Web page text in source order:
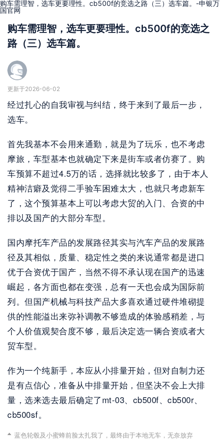
购车需理智，选车更要理性。cb500f的竞选之路（三）选车篇。-申银万
国官网
购车需理智，选车更要理性。cb500f的竞选之
路（三）选车篇。
更新于2026-06-02
经过扎心的自我审视与纠结，终于来到了最后一步，
选车。
首先我基本不会用来通勤，就是为了玩乐，也不考虑
摩旅，车型基本也就确定下来是街车或者仿赛了。购
车预算不超过4.5万的话，选择就比较多了，由于本人
精神洁癖及觉得二手验车困难太大，也就只考虑新车
了，这个预算基本上可以考虑大贸的入门、合资的中
排以及国产的大部分车型。
国内摩托车产品的发展路径其实与汽车产品的发展路
径及其相似，质量、稳定性之类的来说通常都是进口
优于合资优于国产，当然不得不承认现在国产的迅速
崛起，各方面也都在变强，总有一天也会成为国际前
列。但国产机械与科技产品大多喜欢通过硬件堆砌提
供的性能溢出来弥补调教不够造成的体验感稍差，与
个人价值观契合度不够，最后决定选一辆合资或者大
贸车型。
作为一个纯新手，本应从小排量开始，但对自制力还
是有点信心，准备从中排量开始，但坚决不会上大排
量，选来选去最后确定了mt-03、cb500f、cb500r、
cb500sf。
蓝色轮毂及小蜜蜂前脸太扎我了，最终由于本地无车，无奈放弃